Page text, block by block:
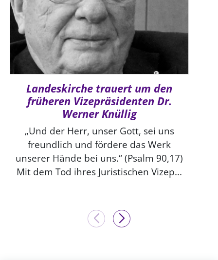
Landeskirche trauert um den
früheren Vizepräsidenten Dr.
Werner Knüllig
„Und der Herr, unser Gott, sei uns
freundlich und fördere das Werk
unserer Hände bei uns.“ (Psalm 90,17)
Mit dem Tod ihres Juristischen Vizep...